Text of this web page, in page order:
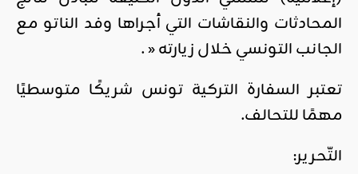
المحادثات والنقاشات التي أجراها وفد الناتو مع
الجانب التونسي خلال زيارته« .
تعتبر السفارة التركية تونس شريكًا متوسطيًا
مهمًا للتحالف.
التّحرير: